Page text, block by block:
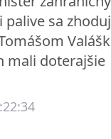
palive sa
mali doterajšie